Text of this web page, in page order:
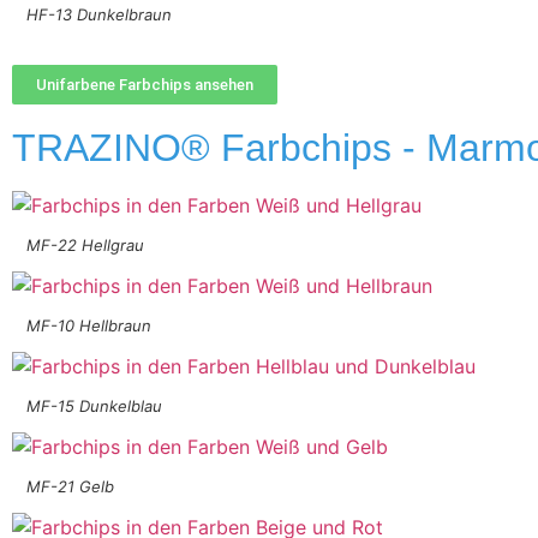
HF-13 Dunkelbraun
Unifarbene Farbchips ansehen
TRAZINO® Farbchips -
MF-22 Hellgrau
MF-10 Hellbraun
MF-15 Dunkelblau
MF-21 Gelb